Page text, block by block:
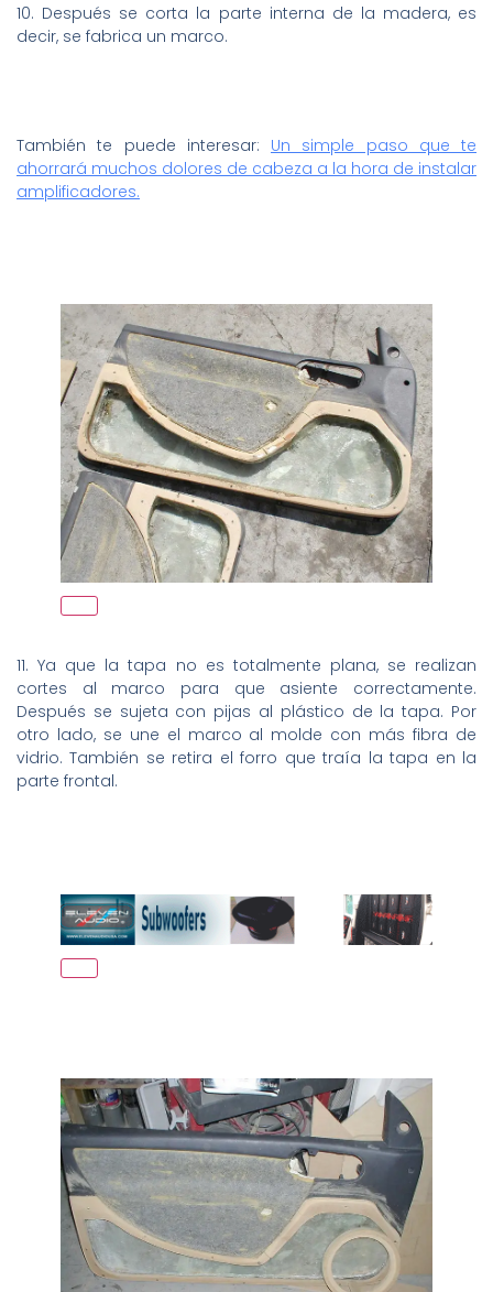
10. Después se corta la parte interna de la madera, es
decir, se fabrica un marco.
También te puede interesar: Un simple paso que te
ahorrará muchos dolores de cabeza a la hora de instalar
amplificadores.
11. Ya que la tapa no es totalmente plana, se realizan
cortes al marco para que asiente correctamente.
Después se sujeta con pijas al plástico de la tapa. Por
otro lado, se une el marco al molde con más fibra de
vidrio. También se retira el forro que traía la tapa en la
parte frontal.